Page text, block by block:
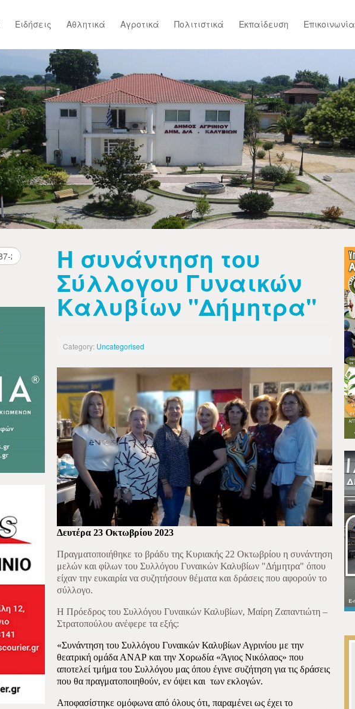
Ειδήσεις Αθλητικά Αγροτικά Πολιτιστικά Εκπαίδευση Επικοινωνία
Η συνάντηση του
Σύλλογου Γυναικών
Καλυβίων "Δήμητρα"
Category: Uncategorised
Δευτέρα 23 Οκτωβρίου 2023
Πραγματοποιήθηκε το βράδυ της Κυριακής 22 Οκτωβρίου η συνάντηση
μελών και φίλων του Συλλόγου Γυναικών Καλυβίων "Δήμητρα" όπου
είχαν την ευκαιρία να συζητήσουν θέματα και δράσεις που αφορούν το
σύλλογο.
Η Πρόεδρος του Συλλόγου Γυναικών Καλυβίων, Μαίρη Ζαπαντιώτη –
Στρατοπούλου ανέφερε τα εξής:
«Συνάντηση του Συλλόγου Γυναικών Καλυβίων Αγρινίου με την
θεατρική ομάδα ΑΝΑΡ και την Χορωδία «Άγιος Νικόλαος» που
αποτελεί τμήμα του Συλλόγου μας όπου έγινε συζήτηση για τις δράσεις
που θα πραγματοποιηθούν, εν όψει και των εκλογών.
Αποφασίστηκε ομόφωνα από όλους ότι, παραμένει ως έχει το